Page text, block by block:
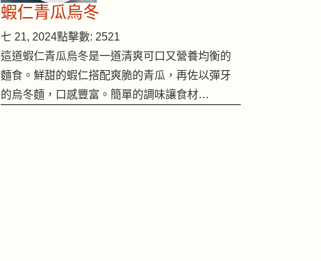
蝦仁青瓜烏冬
七 21, 2024點擊數: 2521
這道蝦仁青瓜烏冬是一道清爽可口又營養均衡的
麵食。鮮甜的蝦仁搭配爽脆的青瓜，再佐以彈牙
的烏冬麵，口感豐富。簡單的調味讓食材…